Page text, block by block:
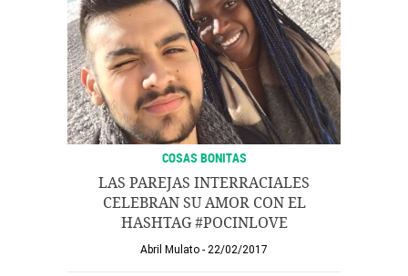
COSAS BONITAS
LAS PAREJAS INTERRACIALES
CELEBRAN SU AMOR CON EL
HASHTAG #POCINLOVE
Abril Mulato 22/02/2017